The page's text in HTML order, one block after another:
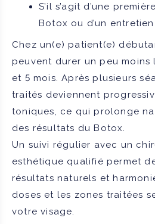
S’il s’agit d’une
Botox ou d’un entretien
Chez un(e) patient(e)
peuvent durer un peu moins
et 5 mois. Après plusieurs
traités deviennent
toniques, ce qui prolonge
des résultats du Botox.
Un suivi régulier avec un
esthétique qualifié permet
résultats naturels et
doses et les zones traitées
votre visage.